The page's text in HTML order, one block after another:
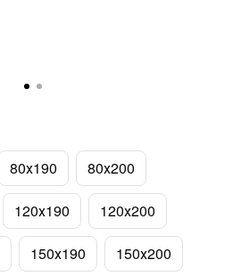
80х190 80х200
120х190 120х200
150х190 150х200